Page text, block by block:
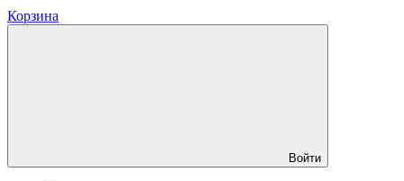
Корзина
Войти